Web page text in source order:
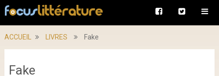
ACCUEIL LIVRES Fake
Fake